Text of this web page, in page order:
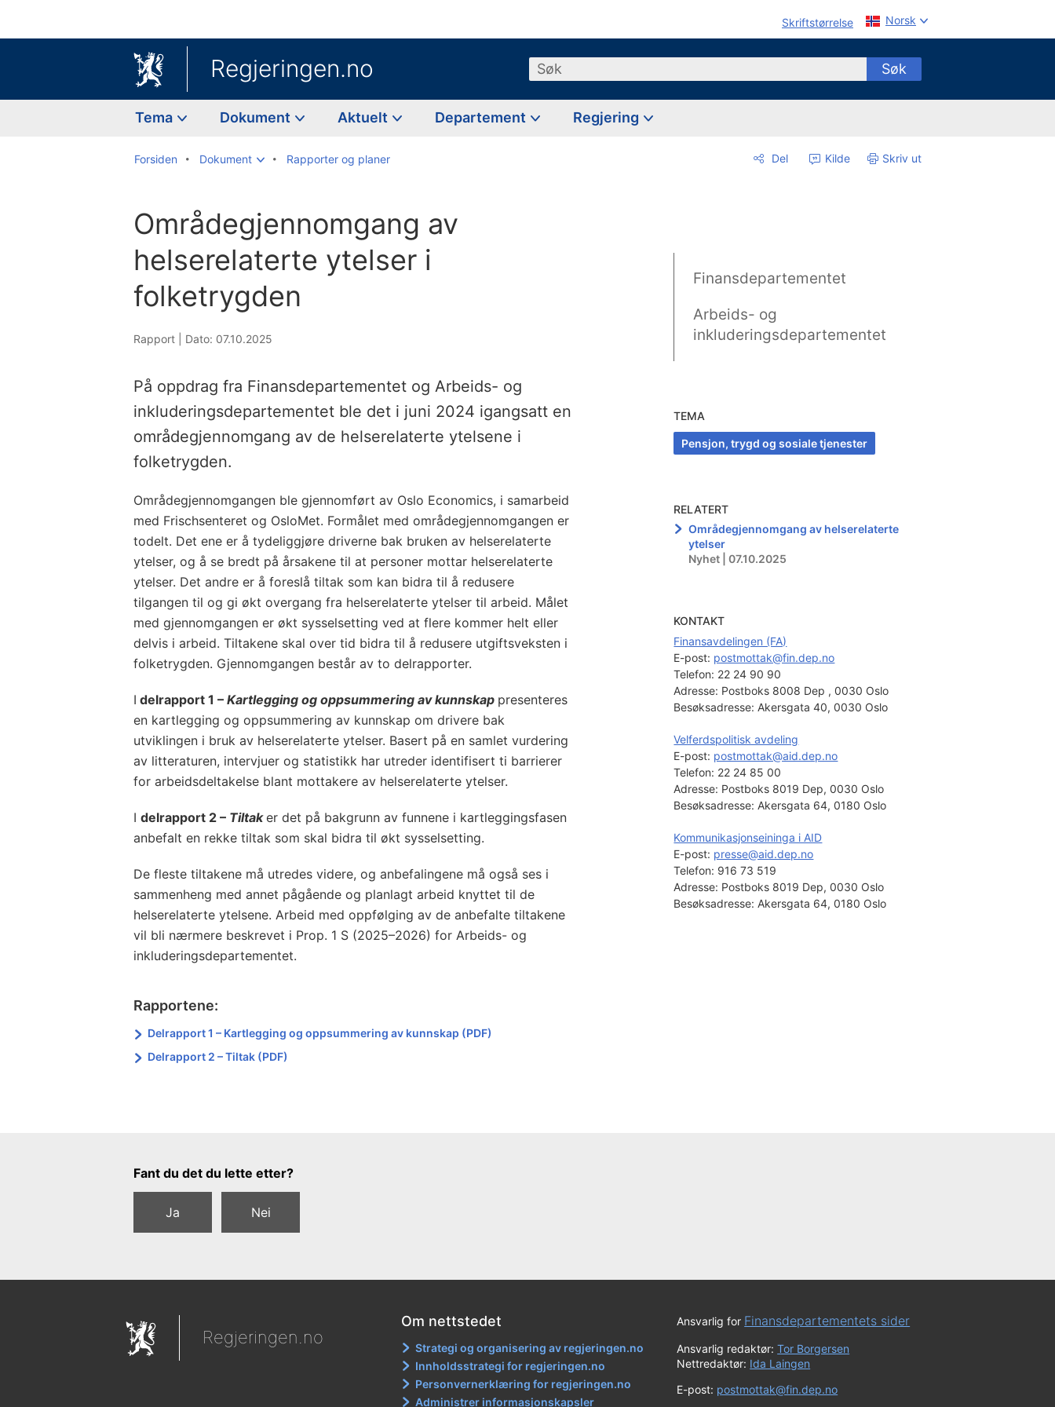
Skriftstørrelse Norsk
Regjeringen.no Søk Søk
Tema Dokument Aktuelt Departement Regjering
Forsiden Dokument Rapporter og planer Del Kilde Skriv ut
Områdegjennomgang av
helserelaterte ytelser i
folketrygden
Rapport | Dato: 07.10.2025
På oppdrag fra Finansdepartementet og Arbeids- og
inkluderingsdepartementet ble det i juni 2024 igangsatt en
områdegjennomgang av de helserelaterte ytelsene i
folketrygden.
Områdegjennomgangen ble gjennomført av Oslo Economics, i samarbeid
med Frischsenteret og OsloMet. Formålet med områdegjennomgangen er
todelt. Det ene er å tydeliggjøre driverne bak bruken av helserelaterte
ytelser, og å se bredt på årsakene til at personer mottar helserelaterte
ytelser. Det andre er å foreslå tiltak som kan bidra til å redusere
tilgangen til og gi økt overgang fra helserelaterte ytelser til arbeid. Målet
med gjennomgangen er økt sysselsetting ved at flere kommer helt eller
delvis i arbeid. Tiltakene skal over tid bidra til å redusere utgiftsveksten i
folketrygden. Gjennomgangen består av to delrapporter.
I delrapport 1 – Kartlegging og oppsummering av kunnskap presenteres
en kartlegging og oppsummering av kunnskap om drivere bak
utviklingen i bruk av helserelaterte ytelser. Basert på en samlet vurdering
av litteraturen, intervjuer og statistikk har utreder identifisert ti barrierer
for arbeidsdeltakelse blant mottakere av helserelaterte ytelser.
I delrapport 2 – Tiltaker det på bakgrunn av funnene i kartleggingsfasen
anbefalt en rekke tiltak som skal bidra til økt sysselsetting.
De fleste tiltakene må utredes videre, og anbefalingene må også ses i
sammenheng med annet pågående og planlagt arbeid knyttet til de
helserelaterte ytelsene. Arbeid med oppfølging av de anbefalte tiltakene
vil bli nærmere beskrevet i Prop. 1 S (2025–2026) for Arbeids- og
inkluderingsdepartementet.
Rapportene:
Delrapport 1 – Kartlegging og oppsummering av kunnskap (PDF)
Delrapport 2– Tiltak (PDF)
Finansdepartementet
Arbeids- og
inkluderingsdepartementet
TEMA
Pensjon, trygd og sosiale tjenester
RELATERT
Områdegjennomgang av helserelaterte
ytelser
Nyhet | 07.10.2025
KONTAKT
Finansavdelingen (FA)
E-post: postmottak@fin.dep.no
Telefon: 22 24 90 90
Adresse: Postboks 8008 Dep , 0030 Oslo
Besøksadresse: Akersgata 40, 0030 Oslo
Velferdspolitisk avdeling
E-post: postmottak@aid.dep.no
Telefon: 22 24 85 00
Adresse: Postboks 8019 Dep, 0030 Oslo
Besøksadresse: Akersgata 64, 0180 Oslo
Kommunikasjonseininga i AID
E-post: presse@aid.dep.no
Telefon: 916 73 519
Adresse: Postboks 8019 Dep, 0030 Oslo
Besøksadresse: Akersgata 64, 0180 Oslo
Tilbakemeldingsskjema
Fant du det du lette etter?
Ja Nei
Regjeringen.no
Om nettstedet
Strategi og organisering av regjeringen.no
Innholdsstrategi for regjeringen.no
Personvernerklæring for regjeringen.no
Administrer informasjonskapsler
Ansvarlig for Finansdepartementets sider
Ansvarlig redaktør:Tor Borgersen
Nettredaktør: Ida Laingen
E-post: postmottak@fin.dep.no